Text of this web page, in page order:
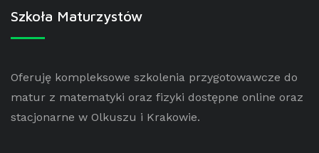
Szkoła Maturzystów
Oferuję kompleksowe szkolenia przygotowawcze do
matur z matematyki oraz fizyki dostępne online oraz
stacjonarne w Olkuszu i Krakowie.